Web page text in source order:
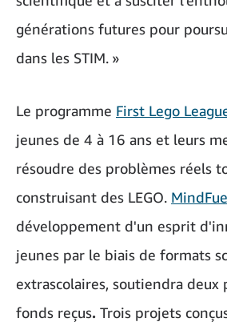
générations futures pour
dans les STIM. »
Le programme First Lego
jeunes de 4 à 16 ans et leurs
résoudre des problèmes réels
construisant des LEGO.
développement d'un esprit
jeunes par le biais de formats
extrascolaires, soutiendra deux
fonds reçus. Trois projets